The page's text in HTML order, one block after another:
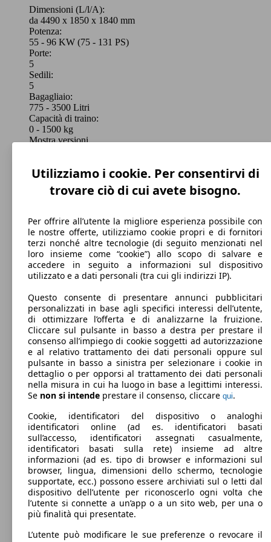
Grand Kangoo 1.3 tce Grand Equilibre 130cv
5p.ti
Grand Kangoo 1.3 tce Grand Equilibre 130cv
96 KW
Grand Kangoo 1.3 tce Grand Equilibre 130cv
edc 5p.ti
96 KW
(131 PS)
Grand Kangoo 1.3 tce Grand Techno 130cv
96 KW
(131 PS)
Grand Kangoo 1.3 tce Grand Techno 130cv
5p.ti
96 KW
(131 PS)
Grand Kangoo 1.3 tce Grand Techno 130cv
edc
(131 PS)
Elettrica
Model Version
51 KW
(69 PS)
Kangoo E-Tech Techno EV45 DC 80kW
51 KW
(69 PS)
Dimensioni (L/l/A):
da 4490 x 1850 x 1840 mm
Potenza:
55 - 96 KW (75 - 131 PS)
Porte:
5
Sedili:
5
Bagagliaio:
775 - 3500 Litri
Capacità di traino:
0 - 1500 kg
Mostra versioni
Station wagon
Benzina
Model Version
Leistung
Dimensioni (L/l/A):
da 4280 x 1830 x 1800 mm
Potenza:
84 KW (114 PS)
Porte:
5
Sedili:
5
Bagagliaio:
Capacità di traino:
Utilizziamo i cookie. Per consentirvi di
trovare ciò di cui avete bisogno.
Per offrire all’utente la migliore esperienza possibile con
le nostre offerte, utilizziamo cookie propri e di fornitori
terzi nonché altre tecnologie (di seguito menzionati nel
loro insieme come “cookie”) allo scopo di salvare e
accedere in seguito a informazioni sul dispositivo
utilizzato e a dati personali (tra cui gli indirizzi IP).
Questo consente di presentare annunci pubblicitari
personalizzati in base agli specifici interessi dell’utente,
di ottimizzare l’offerta e di analizzarne la fruizione.
Cliccare sul pulsante in basso a destra per prestare il
consenso all’impiego di cookie soggetti ad autorizzazione
e al relativo trattamento dei dati personali oppure sul
pulsante in basso a sinistra per selezionare i cookie in
dettaglio o per opporsi al trattamento dei dati personali
nella misura in cui ha luogo in base a legittimi interessi.
Se non si intende prestare il consenso, cliccare qui.
Cookie, identificatori del dispositivo o analoghi
identificatori online (ad es. identificatori basati
sull’accesso, identificatori assegnati casualmente,
identificatori basati sulla rete) insieme ad altre
informazioni (ad es. tipo di browser e informazioni sul
browser, lingua, dimensioni dello schermo, tecnologie
supportate, ecc.) possono essere archiviati sul o letti dal
dispositivo dell’utente per riconoscerlo ogni volta che
l’utente si connette a un’app o a un sito web, per una o
più finalità qui presentate.
L’utente può modificare le sue preferenze o revocare il